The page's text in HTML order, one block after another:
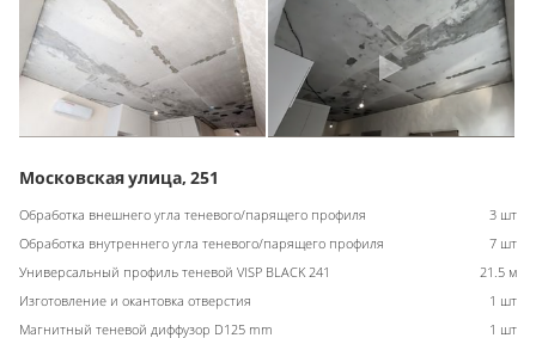
Московская улица, 251
Обработка внешнего угла теневого/парящего профиля
3 шт
Обработка внутреннего угла теневого/парящего профиля
7 шт
Универсальный профиль теневой VISP BLACK 241
21.5 м
Изготовление и окантовка отверстия
1 шт
Магнитный теневой диффузор D125 mm
1 шт